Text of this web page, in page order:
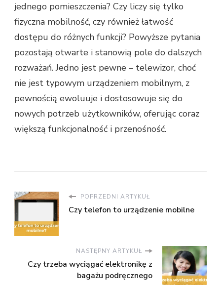
jednego pomieszczenia? Czy liczy się tylko
fizyczna mobilność, czy również łatwość
dostępu do różnych funkcji? Powyższe pytania
pozostają otwarte i stanowią pole do dalszych
rozważań. Jedno jest pewne – telewizor, choć
nie jest typowym urządzeniem mobilnym, z
pewnością ewoluuje i dostosowuje się do
nowych potrzeb użytkowników, oferując coraz
większą funkcjonalność i przenośność.
POPRZEDNI ARTYKUŁ
Czy telefon to urządzenie mobilne
NASTĘPNY ARTYKUŁ
Czy trzeba wyciągać elektronikę z
bagażu podręcznego